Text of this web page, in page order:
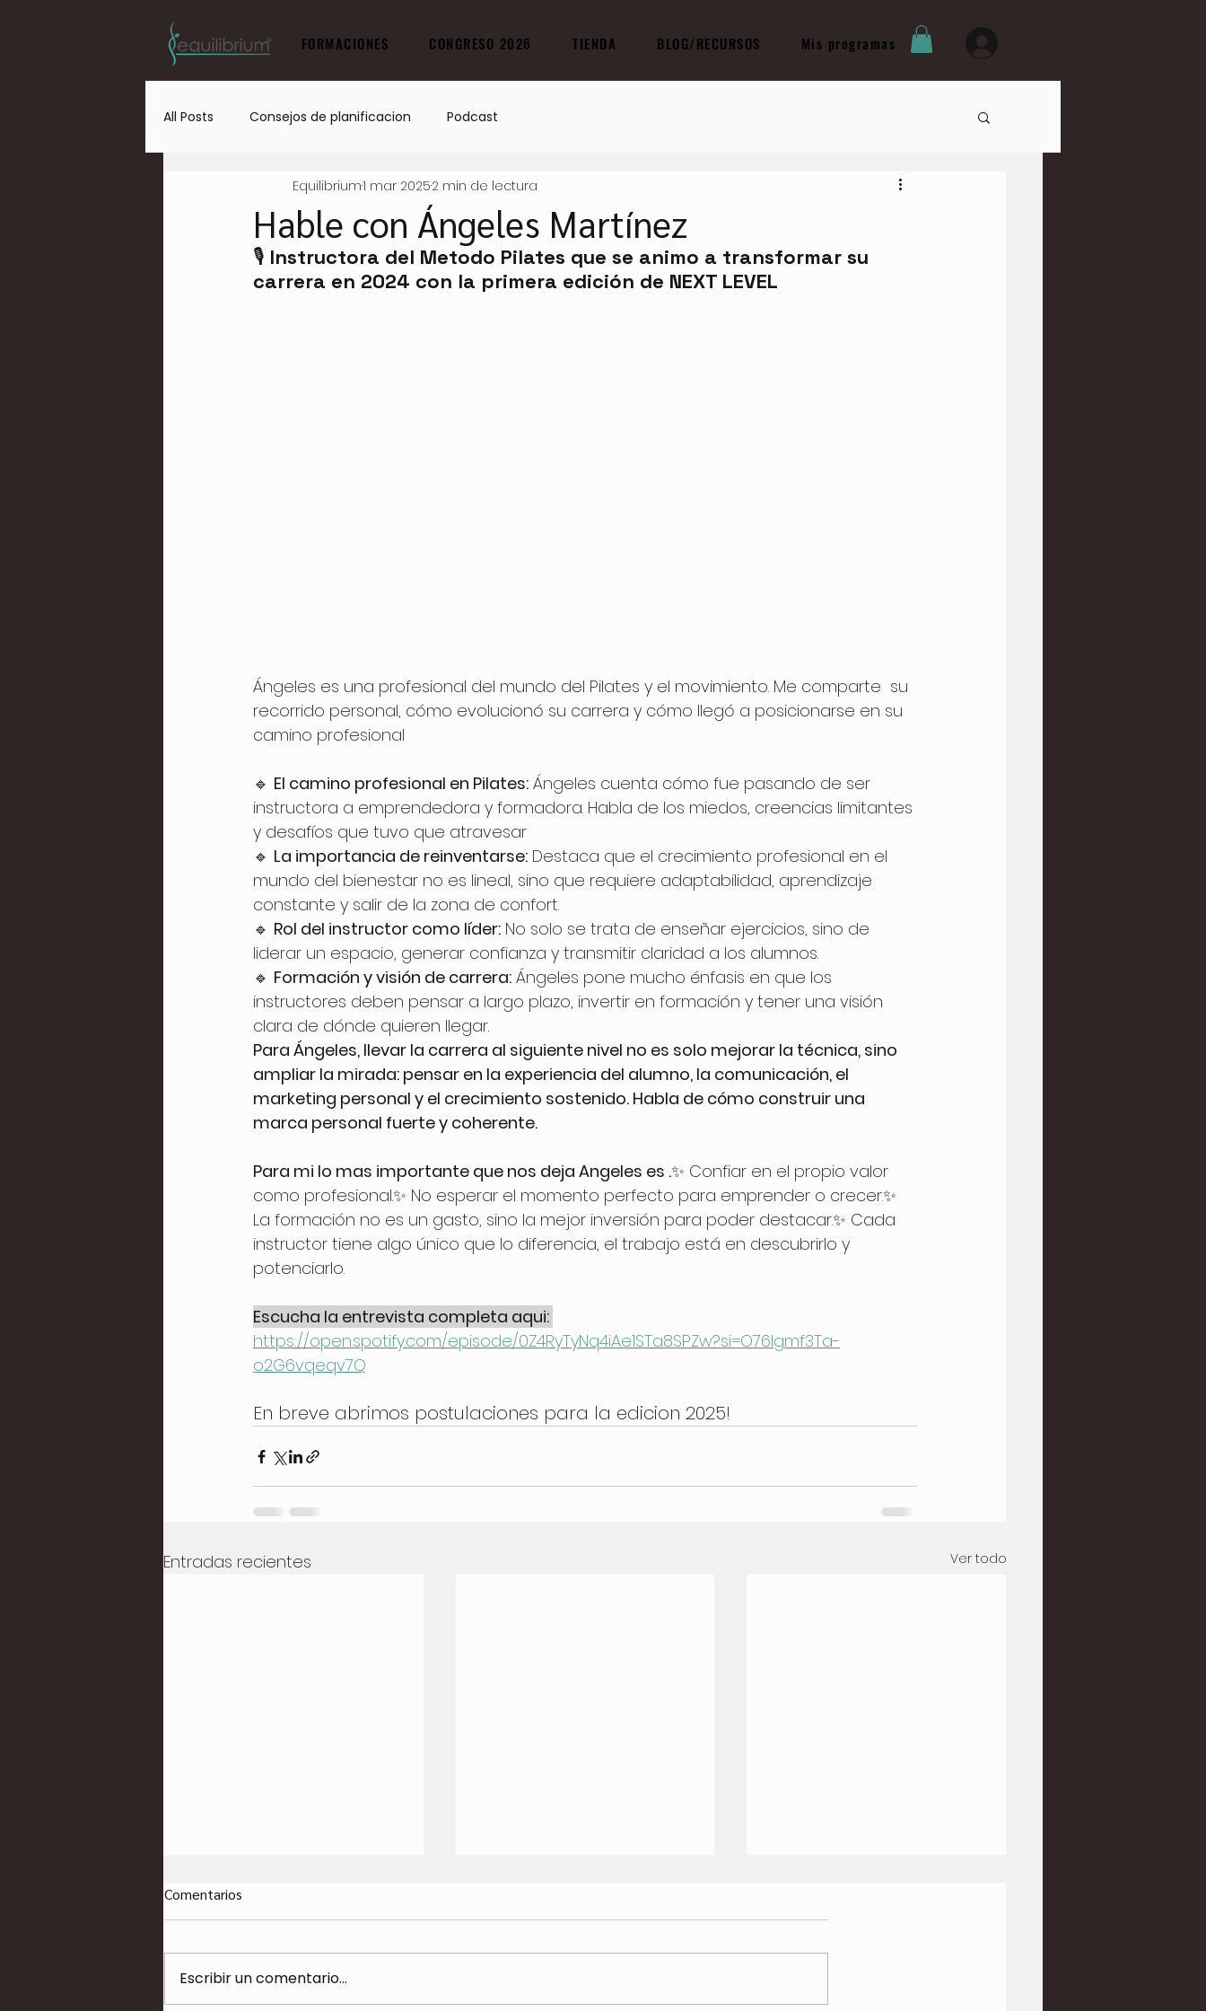
FORMACIONES CONGRESO 2026 TIENDA BLOG/RECURSOS Mis programas
All Posts Consejos de planificacion Podcast
Hable con Ángeles Martínez
Equilibrium1 mar 20252 min de lectura
🎙️ Instructora del Metodo Pilates que se animo a transformar su
carrera en 2024 con la primera edición de NEXT LEVEL
Ángeles es una profesional del mundo del Pilates y el movimiento. Me comparte  su
recorrido personal, cómo evolucionó su carrera y cómo llegó a posicionarse en su
camino profesional
🔹 El camino profesional en Pilates: Ángeles cuenta cómo fue pasando de ser
instructora a emprendedora y formadora. Habla de los miedos, creencias limitantes
y desafíos que tuvo que atravesar
🔹 La importancia de reinventarse: Destaca que el crecimiento profesional en el
mundo del bienestar no es lineal, sino que requiere adaptabilidad, aprendizaje
constante y salir de la zona de confort.
🔹 Rol del instructor como líder: No solo se trata de enseñar ejercicios, sino de
liderar un espacio, generar confianza y transmitir claridad a los alumnos.
🔹 Formación y visión de carrera: Ángeles pone mucho énfasis en que los
instructores deben pensar a largo plazo, invertir en formación y tener una visión
clara de dónde quieren llegar.
Para Ángeles, llevar la carrera al siguiente nivel no es solo mejorar la técnica, sino
ampliar la mirada: pensar en la experiencia del alumno, la comunicación, el
marketing personal y el crecimiento sostenido. Habla de cómo construir una
marca personal fuerte y coherente.
Para mi lo mas importante que nos deja Angeles es .✨ Confiar en el propio valor
como profesional.✨ No esperar el momento perfecto para emprender o crecer.✨
La formación no es un gasto, sino la mejor inversión para poder destacar.✨ Cada
instructor tiene algo único que lo diferencia, el trabajo está en descubrirlo y
potenciarlo.
Escucha la entrevista completa aqui:
https://open.spotify.com/episode/0Z4RyTyNq4iAe1STa8SPZw?si=O76Igmf3Ta-
o2G6vqeqv7Q
En breve abrimos postulaciones para la edicion 2025!
Entradas recientes Ver todo
Comentarios
Escribir un comentario...